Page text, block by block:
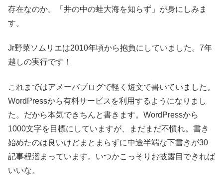
存在なのか。「井の中の蛙大海を知らず」が身にしみま
す。
Jr野菜ソムリエは2010年頃から抱負にしていました。7年
越しの実行です！
これまではアメーバブログで軽く短文で書いていました。
WordPressから有料サービスを利用するようになりまし
た。だから本気できちんと書きます。WordPressから
1000文字を目標にしていますが、まだまだ不慣れ。書き
始めたのは良いけどまとまらずに中途半端な下書きが30
記事程溜まっています。いつかこっそりお披露目できれば
いいな。